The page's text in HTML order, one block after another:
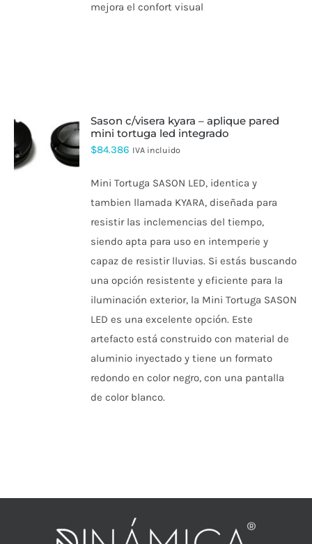
mejora el confort visual
sason c/visera kyara – aplique pared
mini tortuga led integrado
$84.386 IVA incluido
Mini Tortuga SASON LED, identica y
tambien llamada KYARA, diseñada para
resistir las inclemencias del tiempo,
siendo apta para uso en intemperie y
capaz de resistir lluvias. Si estás buscando
una opción resistente y eficiente para la
iluminación exterior, la Mini Tortuga SASON
LED es una excelente opción. Este
artefacto está construido con material de
aluminio inyectado y tiene un formato
redondo en color negro, con una pantalla
de color blanco.